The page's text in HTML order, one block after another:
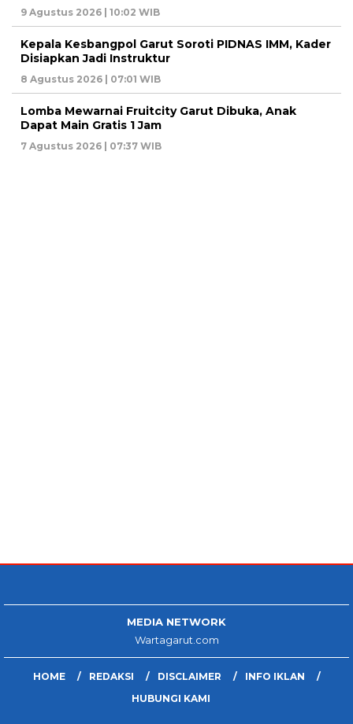
9 Agustus 2026 | 10:02 WIB
Kepala Kesbangpol Garut Soroti PIDNAS IMM, Kader
Disiapkan Jadi Instruktur
8 Agustus 2026 | 07:01 WIB
Lomba Mewarnai Fruitcity Garut Dibuka, Anak
Dapat Main Gratis 1 Jam
7 Agustus 2026 | 07:37 WIB
MEDIA NETWORK
Wartagarut.com
HOME REDAKSI DISCLAIMER
INFO IKLAN
HUBUNGI KAMI